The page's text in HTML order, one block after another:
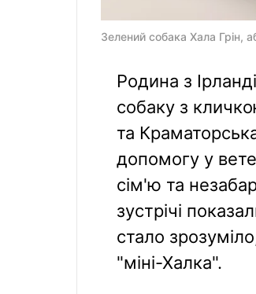
Зелений собака Хала Грін,
Родина з
собаку з
та
допомогу у
сім'ю та
зустрічі
стало
"міні-Халка".